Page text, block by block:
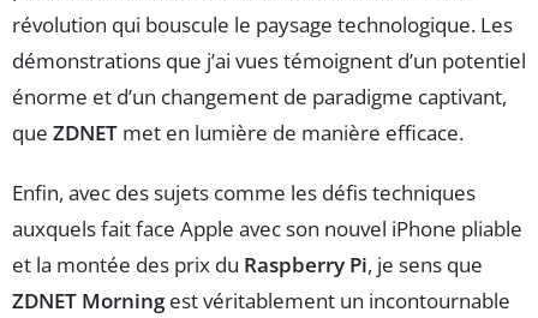
révolution qui bouscule le paysage technologique. Les
démonstrations que j’ai vues témoignent d’un potentiel
énorme et d’un changement de paradigme captivant,
que ZDNET met en lumière de manière efficace.
Enfin, avec des sujets comme les défis techniques
auxquels fait face Apple avec son nouvel iPhone pliable
et la montée des prix du Raspberry Pi, je sens que
ZDNET Morningest véritablement un incontournable